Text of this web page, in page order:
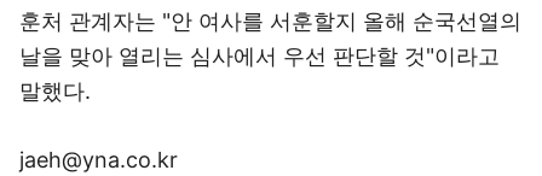
훈처 관계자는 "안 여사를 서훈할지 올해 순국선열의
날을 맞아 열리는 심사에서 우선 판단할 것"이라고
말했다.
jaeh@yna.co.kr